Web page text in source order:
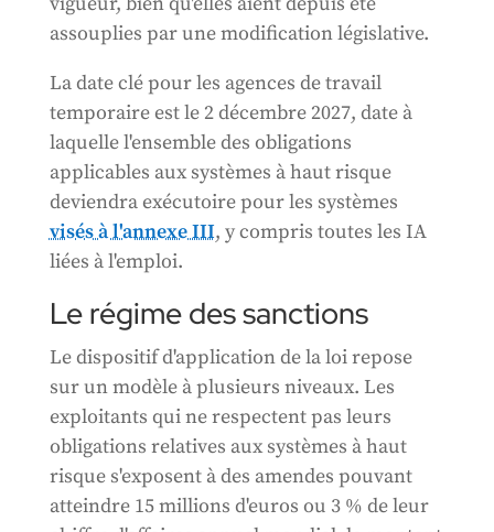
assouplies par une modification législative.
La date clé pour les agences de travail
temporaire est le 2 décembre 2027, date à
laquelle l'ensemble des obligations
applicables aux systèmes à haut risque
deviendra exécutoire pour les systèmes
visés à l'annexe III, y compris toutes les IA
liées à l'emploi.
Le régime des sanctions
Le dispositif d'application de la loi repose
sur un modèle à plusieurs niveaux. Les
exploitants qui ne respectent pas leurs
obligations relatives aux systèmes à haut
risque s'exposent à des amendes pouvant
atteindre 15 millions d'euros ou 3 % de leur